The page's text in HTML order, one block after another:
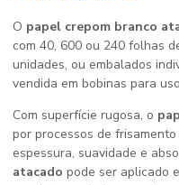
O papel crepom branco
com 40, 600 ou 240 folhas
unidades, ou embalados
vendida em bobinas para
Com superfície rugosa, o
por processos de
espessura, suavidade e
atacado pode ser aplicado